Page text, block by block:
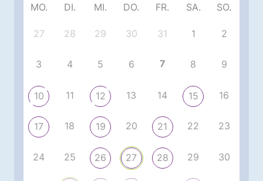
MO. DI. MI. DO. FR. SA. SO.
27 28 29 30 31 1 2
3 4 5 6 7 8 9
10 11 12 13 14 15 16
17 18 19 20 21 22 23
24 25 26 27 28 29 30